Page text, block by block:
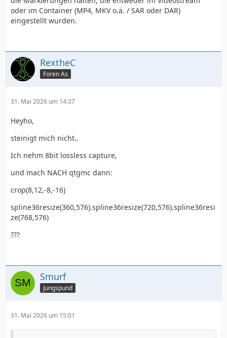
oder im Container (MP4, MKV o.ä. / SAR oder DAR)
eingestellt wurden.
RextheC
Foren As
31. Mai 2026 um 14:37
Heyho,
steinigt mich nicht..
Ich nehm 8bit lossless capture,
und mach NACH qtgmc dann:
crop(8,12,-8,-16)
spline36resize(360,576).spline36resize(720,576).spline36resi
ze(768,576)
???
Smurf
Jungspund
31. Mai 2026 um 15:01